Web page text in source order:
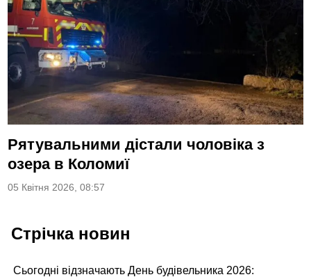
Рятувальними дістали чоловіка з
озера в Коломиї
05 Квітня 2026, 08:57
Стрічка новин
Сьогодні відзначають День будівельника 2026: